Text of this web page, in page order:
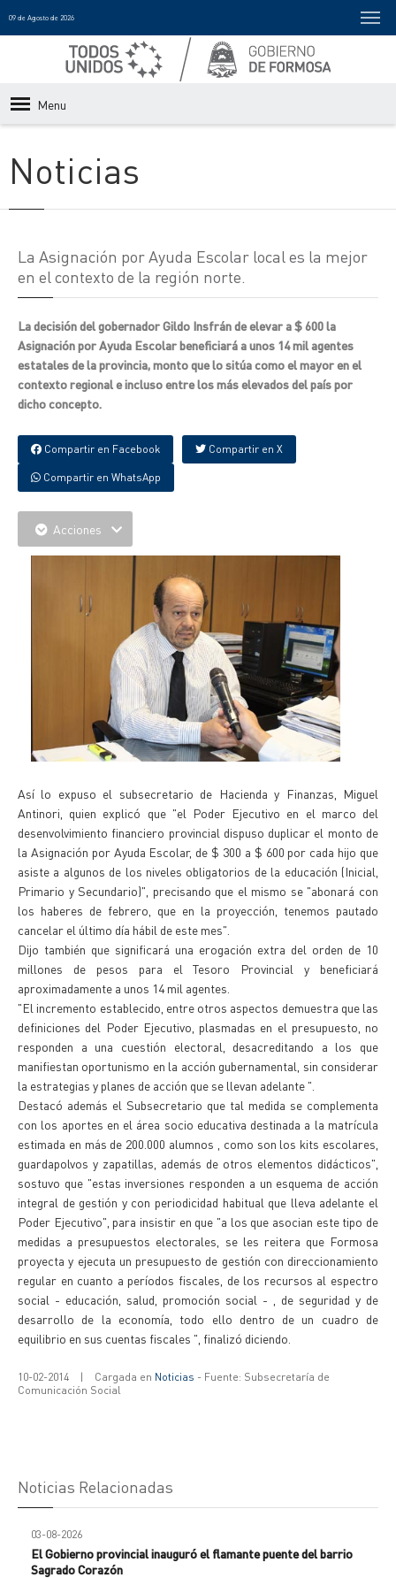
09 de Agosto de 2026
Menu
Noticias
La Asignación por Ayuda Escolar local es la mejor
en el contexto de la región norte.
La decisión del gobernador Gildo Insfrán de elevar a $ 600 la
Asignación por Ayuda Escolar beneficiará a unos 14 mil agentes
estatales de la provincia, monto que lo sitúa como el mayor en el
contexto regional e incluso entre los más elevados del país por
dicho concepto.
Compartir en Facebook Compartir en X
Compartir en WhatsApp
Acciones
Así lo expuso el subsecretario de Hacienda y Finanzas, Miguel
Antinori, quien explicó que "el Poder Ejecutivo en el marco del
desenvolvimiento financiero provincial dispuso duplicar el monto de
la Asignación por Ayuda Escolar, de $ 300 a $ 600 por cada hijo que
asiste a algunos de los niveles obligatorios de la educación (Inicial,
Primario y Secundario)", precisando que el mismo se "abonará con
los haberes de febrero, que en la proyección, tenemos pautado
cancelar el último día hábil de este mes".
Dijo también que significará una erogación extra del orden de 10
millones de pesos para el Tesoro Provincial y beneficiará
aproximadamente a unos 14 mil agentes.
"El incremento establecido, entre otros aspectos demuestra que las
definiciones del Poder Ejecutivo, plasmadas en el presupuesto, no
responden a una cuestión electoral, desacreditando a los que
manifiestan oportunismo en la acción gubernamental, sin considerar
la estrategias y planes de acción que se llevan adelante ".
Destacó además el Subsecretario que tal medida se complementa
con los aportes en el área socio educativa destinada a la matrícula
estimada en más de 200.000 alumnos , como son los kits escolares,
guardapolvos y zapatillas, además de otros elementos didácticos",
sostuvo que "estas inversiones responden a un esquema de acción
integral de gestión y con periodicidad habitual que lleva adelante el
Poder Ejecutivo", para insistir en que "a los que asocian este tipo de
medidas a presupuestos electorales, se les reitera que Formosa
proyecta y ejecuta un presupuesto de gestión con direccionamiento
regular en cuanto a períodos fiscales, de los recursos al espectro
social - educación, salud, promoción social - , de seguridad y de
desarrollo de la economía, todo ello dentro de un cuadro de
equilibrio en sus cuentas fiscales ", finalizó diciendo.
10-02-2014 | Cargada en Noticias - Fuente: Subsecretaría de
Comunicación Social
Noticias Relacionadas
03-08-2026
El Gobierno provincial inauguró el flamante puente del barrio
Sagrado Corazón